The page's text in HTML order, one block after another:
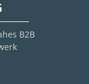
B2B